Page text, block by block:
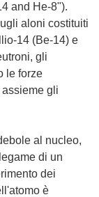
and He-8").
aloni costituiti
14 (Be-14) e
gli
le forze
gli
al nucleo,
di un
dei
è